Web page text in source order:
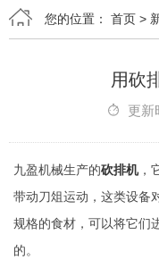
您的位置： 首页 >
用砍
更新
九盈机械生产的砍排机，
带动刀俎运动，这类设备
规格的食材，可以将它们
的。